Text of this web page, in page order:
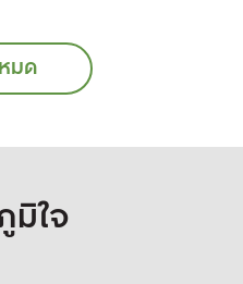
ามร่วมมือกับมูลนิธิกองทุนเพื่อ
ามเสมอภาคทางการศึกษา (กสศ.)
ยทุนที่มอบให้นั้นครอบคลุมทั้งค่าเล่า
อุปกรณ์การเรียน รวมถึงช่วยแบ่งเบา
ระครอบครัวในยามขาดรายได้ . ในปี
มด
มิใจ